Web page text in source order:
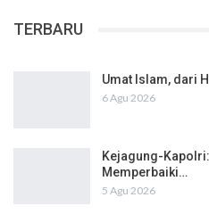
TERBARU
Umat Islam, dari
6 Agu 2026
Kejagung-
Memperbaiki…
5 Agu 2026